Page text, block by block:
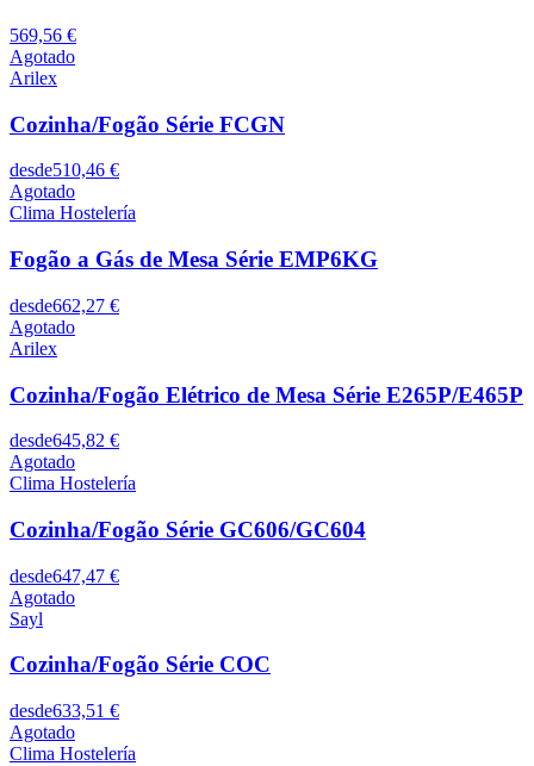
569,56 €
Agotado
Arilex
Cozinha/Fogão Série FCGN
desde510,46 €
Agotado
Clima Hostelería
Fogão a Gás de Mesa Série EMP6KG
desde662,27 €
Agotado
Arilex
Cozinha/Fogão Elétrico de Mesa Série E265P/E465P
desde645,82 €
Agotado
Clima Hostelería
Cozinha/Fogão Série GC606/GC604
desde647,47 €
Agotado
Sayl
Cozinha/Fogão Série COC
desde633,51 €
Agotado
Clima Hostelería